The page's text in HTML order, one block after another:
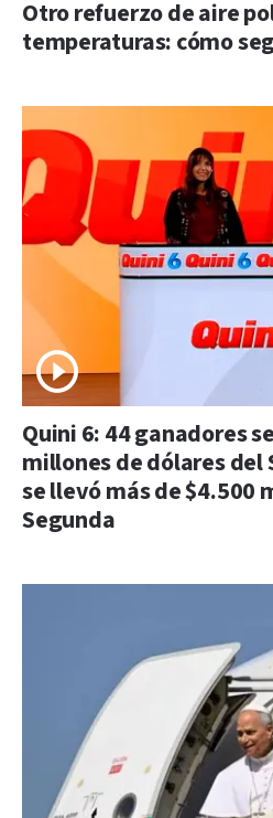
Otro refuerzo de aire
temperaturas: cómo
Quini 6: 44 ganadores
millones de dólares del
se llevó más de $4.500
Segunda